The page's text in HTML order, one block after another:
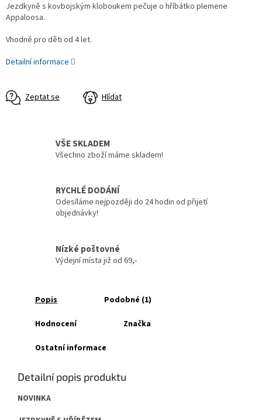
Jezdkyně s kovbojským kloboukem pečuje o hříbátko plemene
Appaloosa.
Vhodné pro děti od 4 let.
Detailní informace
Zeptat se Hlídat
VŠE SKLADEM
Všechno zboží máme skladem!
RYCHLÉ DODÁNÍ
Odesíláme nejpozději do 24 hodin od přijetí
objednávky!
Nízké poštovné
Výdejní místa již od 69,-
Popis Podobné (1)
Hodnocení Značka
Ostatní informace
Detailní popis produktu
NOVINKA